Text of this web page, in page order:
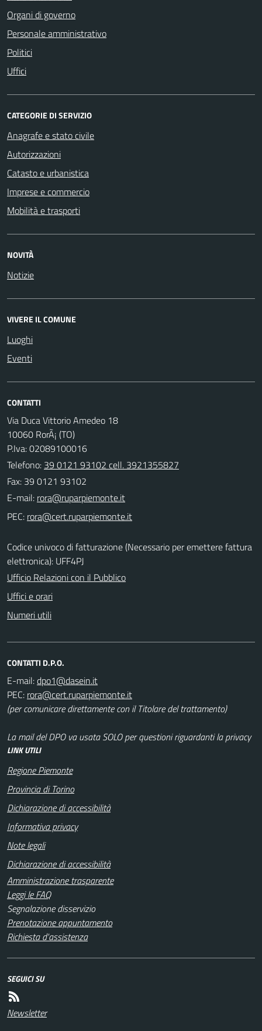
Organi di governo
Personale amministrativo
Politici
Uffici
CATEGORIE DI SERVIZIO
Anagrafe e stato civile
Autorizzazioni
Catasto e urbanistica
Imprese e commercio
Mobilità e trasporti
NOVITÀ
Notizie
VIVERE IL COMUNE
Luoghi
Eventi
CONTATTI
Via Duca Vittorio Amedeo 18
10060 RorÃ¡ (TO)
P.Iva: 02089100016
Telefono: 39 0121 93102 cell. 3921355827
Fax: 39 0121 93102
E-mail:
PEC:
Codice univoco di fatturazione (Necessario per emettere fattura
elettronica): UFF4PJ
Ufficio Relazioni con il Pubblico
Uffici e orari
Numeri utili
CONTATTI D.P.O.
E-mail:
PEC:
(per comunicare direttamente con il Titolare del trattamento)
La mail del DPO va usata SOLO per questioni riguardanti la privacy
LINK UTILI
Regione Piemonte
Provincia di Torino
Dichiarazione di accessibilità
Informativa privacy
Note legali
Dichiarazione di accessibilità
Amministrazione trasparente
Leggi le FAQ
Segnalazione disservizio
Prenotazione appuntamento
Richiesta d'assistenza
SEGUICI SU
Newsletter